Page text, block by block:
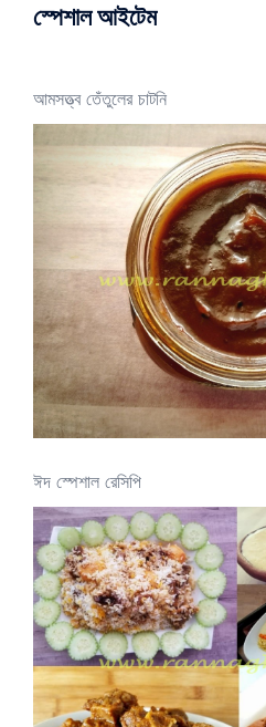
স্পেশাল আইটেম
আমসত্ত্ব তেঁতুলের চাটনি
ঈদ স্পেশাল রেসিপি